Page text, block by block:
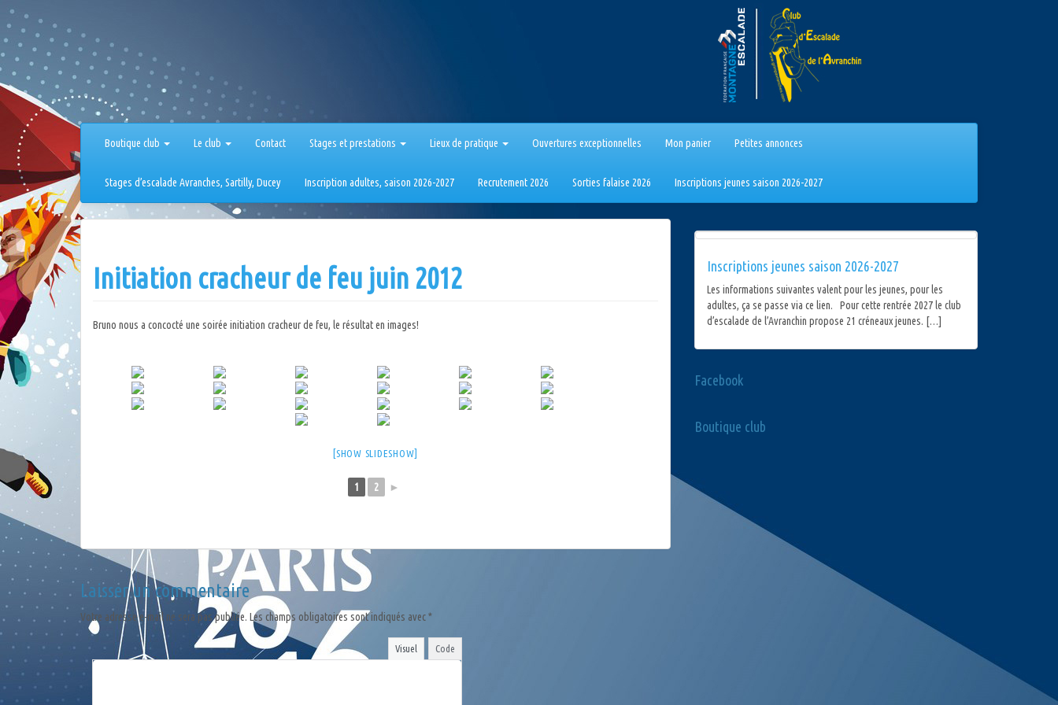
Aller
au
contenu
Boutique club Le club Contact Stages et prestations Lieux de pratique Ouvertures exceptionnelles Mon panier Petites annonces
Stages d’escalade Avranches, Sartilly, Ducey Inscription adultes, saison 2026-2027 Recrutement 2026 Sorties falaise 2026 Inscriptions jeunes saison 2026-2027
Initiation cracheur de feu juin 2012
Bruno nous a concocté une soirée initiation cracheur de feu, le résultat en images!
[SHOW SLIDESHOW]
1 2 ►
Laisser un commentaire
Votre adresse e-mail ne sera pas publiée. Les champs obligatoires sont indiqués avec*
Visuel Code
Inscriptions jeunes saison 2026-2027
Les informations suivantes valent pour les jeunes, pour les
adultes, ça se passe via ce lien. Pour cette rentrée 2027 le club
d’escalade de l’Avranchin propose 21 créneaux jeunes. […]
Facebook
Boutique club